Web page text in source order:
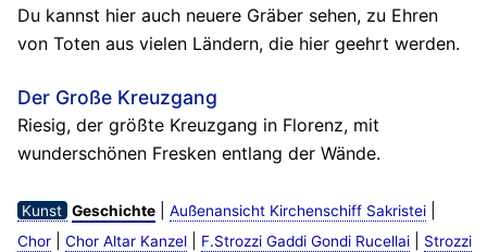
Du kannst hier auch neuere Gräber sehen, zu Ehren
von Toten aus vielen Ländern, die hier geehrt werden.
Der Große Kreuzgang
Riesig, der größte Kreuzgang in Florenz, mit
wunderschönen Fresken entlang der Wände.
Kunst Geschichte| Außenansicht Kirchenschiff Sakristei|
Chor| Chor Altar Kanzel| F.Strozzi Gaddi Gondi Rucellai|
Strozzi